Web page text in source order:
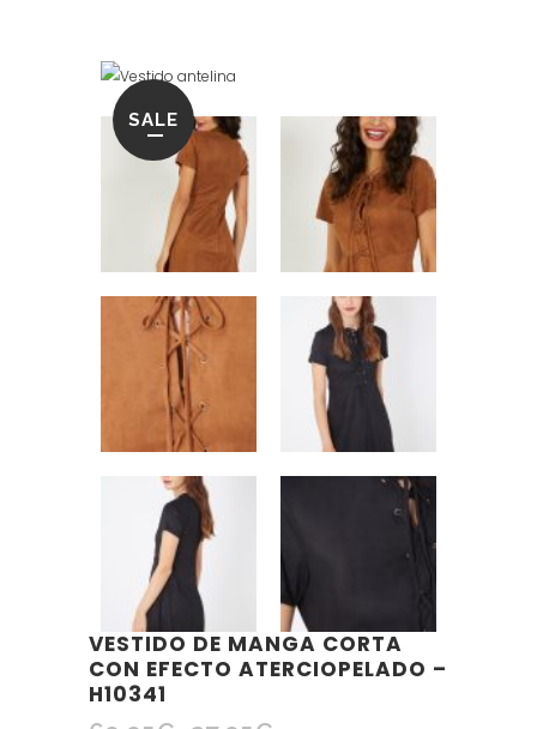
SALE
VESTIDO DE MANGA CORTA
CON EFECTO ATERCIOPELADO –
H10341